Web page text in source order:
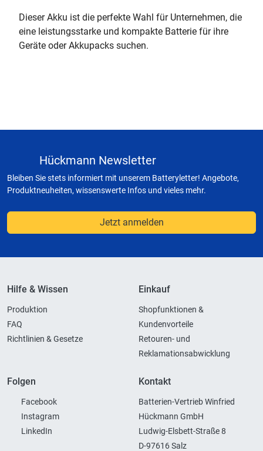
Dieser Akku ist die perfekte Wahl für Unternehmen, die
eine leistungsstarke und kompakte Batterie für ihre
Geräte oder Akkupacks suchen.
Hückmann Newsletter
Bleiben Sie stets informiert mit unserem Batteryletter! Angebote,
Produktneuheiten, wissenswerte Infos und vieles mehr.
Jetzt anmelden
Hilfe & Wissen
Produktion
FAQ
Richtlinien & Gesetze
Einkauf
Shopfunktionen &
Kundenvorteile
Retouren- und
Reklamationsabwicklung
Folgen
Facebook
Instagram
LinkedIn
Kontakt
Batterien-Vertrieb Winfried
Hückmann GmbH
Ludwig-Elsbett-Straße 8
D-97616 Salz